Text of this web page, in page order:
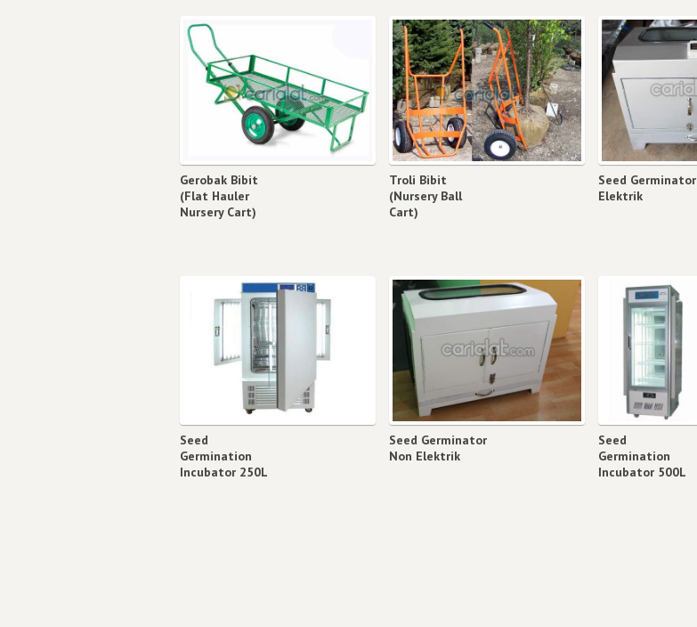
Gerobak Bibit
(Flat Hauler
Nursery Cart)
Troli Bibit
(Nursery Ball
Cart)
Seed Germinator
Elektrik
Seed
Germination
Incubator 250L
Seed Germinator
Non Elektrik
Seed
Germination
Incubator 500L